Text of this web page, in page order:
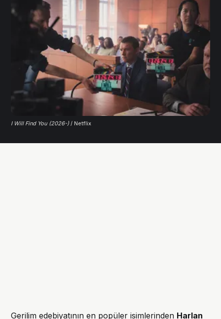
I Will Find You (2026-) / Netflix
Gerilim edebiyatının en popüler isimlerinden Harlan